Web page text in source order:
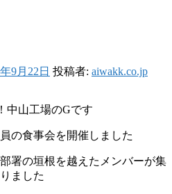
9月22日 投稿者: aiwakk.co.jp
中山工場のGです
の食事会を開催しました
署の垣根を越えたメンバーが集
ました